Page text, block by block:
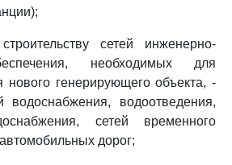
сетей инженерно-
необходимых для
нового генерирующего объекта, -
водоснабжения, водоотведения,
сетей временного
дорог;